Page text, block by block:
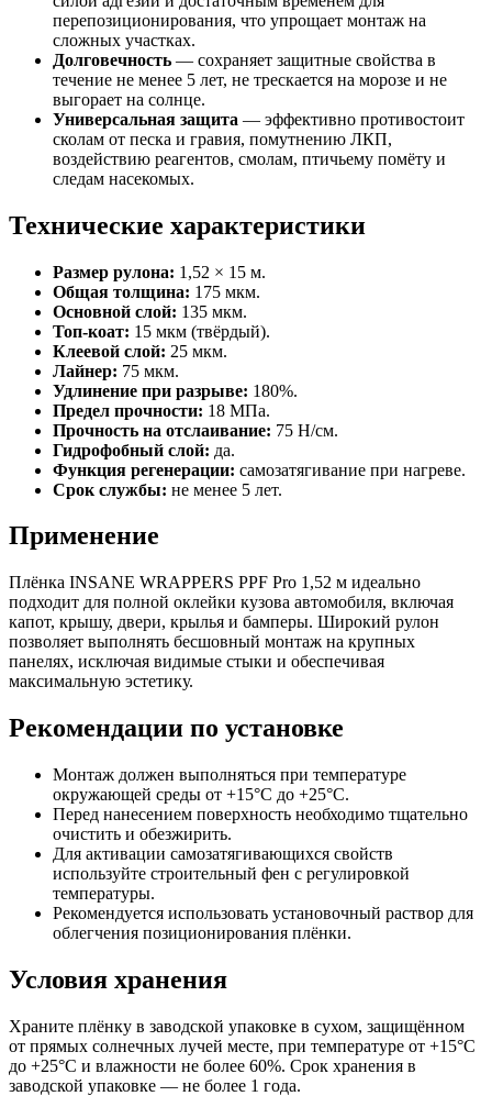
перепозиционирования, что упрощает монтаж на
сложных участках.
Долговечность — сохраняет защитные свойства в
течение не менее 5 лет, не трескается на морозе и не
выгорает на солнце.
Универсальная защита — эффективно противостоит
сколам от песка и гравия, помутнению ЛКП,
воздействию реагентов, смолам, птичьему помёту и
следам насекомых.
Технические характеристики
Размер рулона: 1,52 × 15 м.
Общая толщина: 175 мкм.
Основной слой: 135 мкм.
Топ-коат: 15 мкм (твёрдый).
Клеевой слой: 25 мкм.
Лайнер: 75 мкм.
Удлинение при разрыве: 180%.
Предел прочности: 18 МПа.
Прочность на отслаивание: 75 Н/см.
Гидрофобный слой: да.
Функция регенерации: самозатягивание при нагреве.
Срок службы: не менее 5 лет.
Применение
Плёнка INSANE WRAPPERS PPF Pro 1,52 м идеально
подходит для полной оклейки кузова автомобиля, включая
капот, крышу, двери, крылья и бамперы. Широкий рулон
позволяет выполнять бесшовный монтаж на крупных
панелях, исключая видимые стыки и обеспечивая
максимальную эстетику.
Рекомендации по установке
Монтаж должен выполняться при температуре
окружающей среды от +15°C до +25°C.
Перед нанесением поверхность необходимо тщательно
очистить и обезжирить.
Для активации самозатягивающихся свойств
используйте строительный фен с регулировкой
температуры.
Рекомендуется использовать установочный раствор для
облегчения позиционирования плёнки.
Условия хранения
Храните плёнку в заводской упаковке в сухом, защищённом
от прямых солнечных лучей месте, при температуре от +15°C
до +25°C и влажности не более 60%. Срок хранения в
заводской упаковке — не более 1 года.